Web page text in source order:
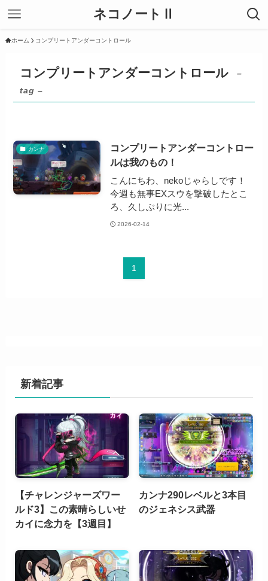
ネコノートⅡ
ホーム コンプリートアンダーコントロール
コンプリートアンダーコントロール
–
tag –
カンナ
コンプリートアンダーコントロー
ルは我のもの！
こんにちわ、nekoじゃらしです！
今週も無事EXスウを撃破したとこ
ろ、久しぶりに光...
2026-02-14
1
新着記事
【チャレンジャーズワー
ルド3】この素晴らしいせ
カイに念力を【3週目】
カンナ290レベルと3本目
のジェネシス武器